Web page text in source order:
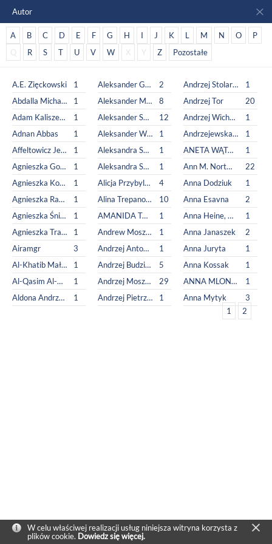
Autor
A B C D E F G H I J K L M N O
P
Q
R S T U V W X Y Z Pozostałe
A.E. Zięckowski
1
Abdalla Michael
1
Adam Kaliszewski, Adam Sikora
1
Adnan Abbas
1
Affeltowicz Jerzy
1
Agnieszka Golec
1
Agnieszka Kowalczyk
1
Agnieszka Rahoza
1
Agnieszka Śniegucka
1
Agnieszka Traczyńska
1
Airamgr
3
Al-Khatib Małgorzata
1
Al-Qasim Al-Qusayri Abu
1
Aldona Andrzejczak
1
Aleksander Głogowski
2
Aleksander Minkowski
8
Aleksander Sowa
12
Aleksander Welfe,
1
Aleksandra Semeniuk-Branny
1
Aleksandra Sukiennik
1
Alicja Przybylska-Kałat
4
Alina Trepanowska
10
AMANIDA TORRES
1
Andrew Moszczynski Group sp. z.o.o.
1
Andrzej Antoni Gruhn
1
Andrzej Budziński
5
Andrzej Moszczyński
29
Andrzej Pietrzyk
1
Andrzej Stolarek
1
Andrzej Tor
20
Andrzej Wicher red.
1
Andrzejewska Jadwiga
1
ANETA WĄTOR
1
Ann M. Nortman
22
Anna Dodziuk
1
Anna Esavna
2
Anna Heine, Anna Juryta, Anna Szczepaniak, Sławomir Wójcik
1
Anna Janaszek
2
Anna Juryta
1
Anna Kossak
1
ANNA MLONKA
1
Anna Mytyk
3
1
2
W celu właściwej realizacji usług niniejsza witryna korzysta z
plików cookie. Dowiedz się więcej.